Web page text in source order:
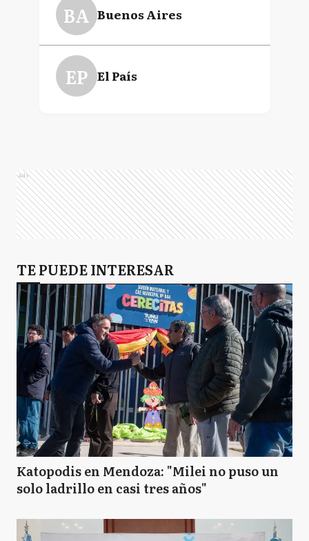
BA Buenos Aires
EP El País
Ads
TE PUEDE INTERESAR
Katopodis en Mendoza: "Milei no puso un
solo ladrillo en casi tres años"